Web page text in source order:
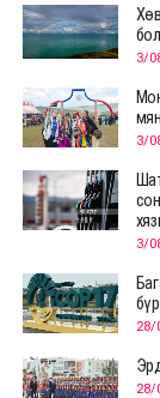
3/
3/
3/
28/
28/